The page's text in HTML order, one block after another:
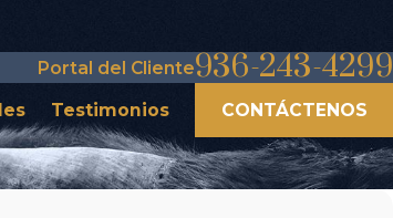
Portal del Cliente936-243-4299
Testimonios CONTÁCTENOS